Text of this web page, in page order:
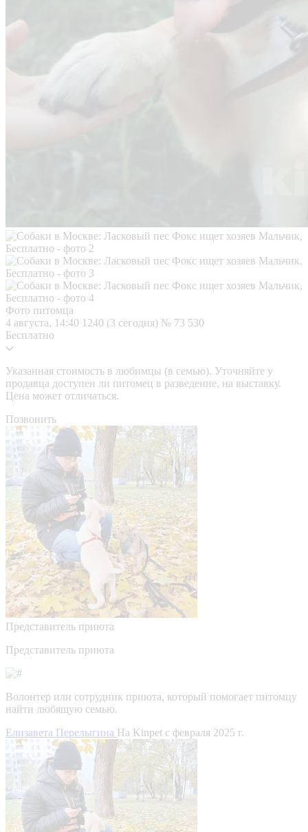
Фото питомца
4 августа, 14:40 1240 (3 сегодня) № 73 530
Бесплатно
Указанная стоимость в любимцы (в семью). Уточняйте у
продавца доступен ли питомец в разведение, на выставку.
Цена может отличаться.
Позвонить
Представитель приюта
Представитель приюта
Волонтер или сотрудник приюта, который помогает питомцу
найти любящую семью.
Елизавета Перелыгина На Kinpet c февраля 2025 г.